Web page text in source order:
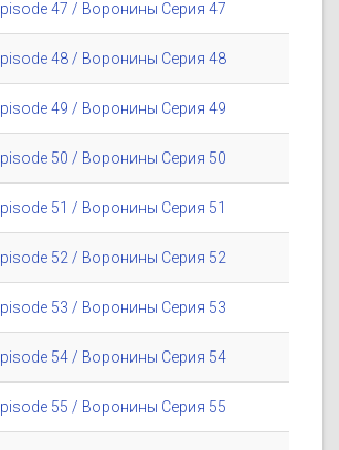
47 / Воронины Серия 47
48 / Воронины Серия 48
49 / Воронины Серия 49
50 / Воронины Серия 50
51 / Воронины Серия 51
52 / Воронины Серия 52
53 / Воронины Серия 53
54 / Воронины Серия 54
55 / Воронины Серия 55